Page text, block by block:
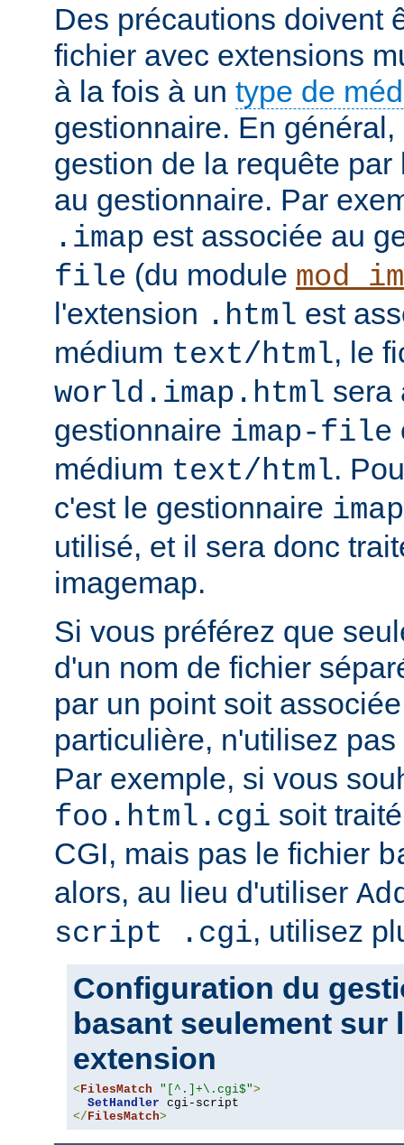
Des précautions doivent
fichier avec extensions
à la fois à un type de
gestionnaire. En
gestion de la requête
au gestionnaire. Par
.imap est associée au
file (du module
l'extension .html est
médium text/html, le
world.imap.html sera
gestionnaire imap-file
médium text/html.
c'est le gestionnaire
utilisé, et il sera donc
imagemap.
Si vous préférez que
d'un nom de fichier
par un point soit
particulière, n'utilisez
Par exemple, si vous
foo.html.cgi soit
CGI, mais pas le fichier
alors, au lieu d'utiliser
script .cgi, utilisez
Configuration du
basant seulement sur
extension
< FilesMatch "[^.]+\.cgi$">
SetHandler
</ FilesMatch>